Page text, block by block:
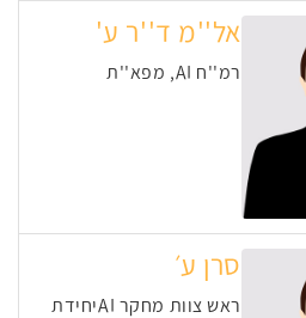
אל''מ ד''ר ע'
רמ''ח AI, מפא''ת
סרן ע׳
ראש צוות מחקר AIיחידת